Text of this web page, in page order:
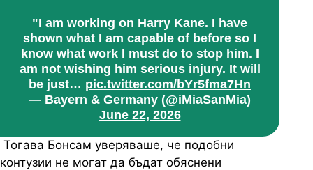
"I am working on Harry Kane. I have
shown what I am capable of before so I
know what work I must do to stop him. I
am not wishing him serious injury. It will
be just… pic.twitter.com/bYr5fma7Hn
— Bayern & Germany (@iMiaSanMia)
June 22, 2026
Тогава Бонсам уверяваше, че подобни
контузии не могат да бъдат обяснени